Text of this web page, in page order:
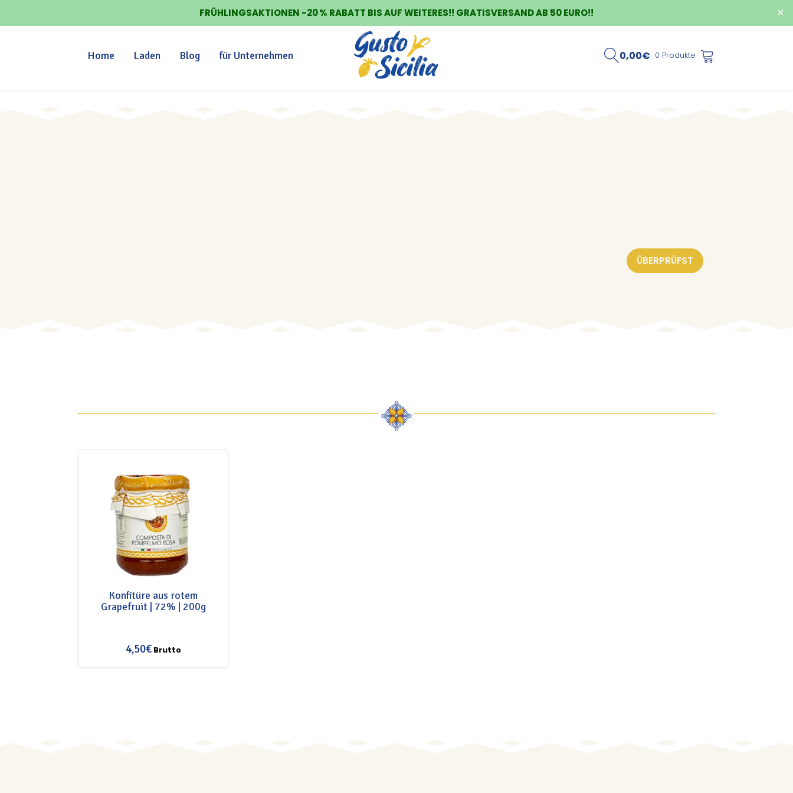
FRÜHLINGSAKTIONEN -20 % RABATT BIS AUF WEITERES!! GRATISVERSAND AB 50 EURO!! ✕
Home Laden Blog für Unternehmen 0,00€ 0 Produkte
ÜBERPRÜFST
Konfitüre aus rotem
Grapefruit | 72% | 200g
4,50€ Brutto